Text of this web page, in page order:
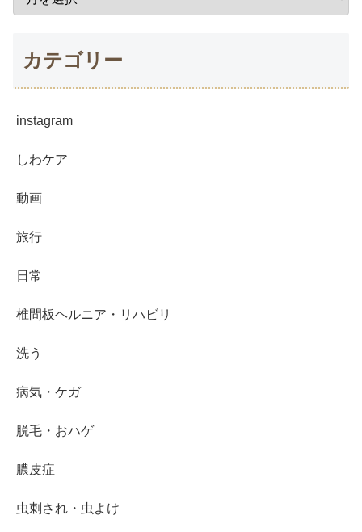
カテゴリー
instagram
しわケア
動画
旅行
日常
椎間板ヘルニア・リハビリ
洗う
病気・ケガ
脱毛・おハゲ
膿皮症
虫刺され・虫よけ